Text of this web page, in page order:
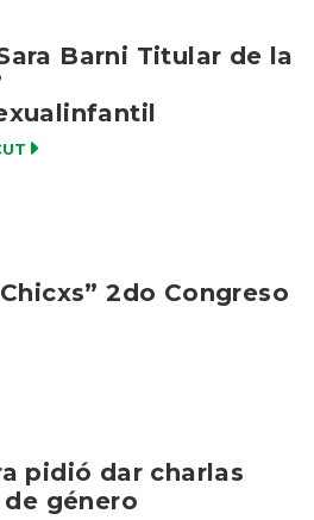
Barni Titular de la
2do Congreso
pidió dar charlas
género